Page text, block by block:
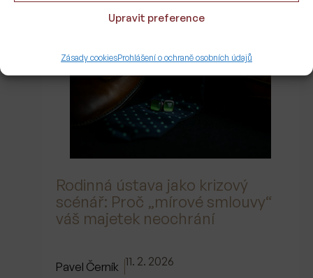
Upravit preference
Zásady cookiesProhlášení o ochraně osobních údajů
Rodinná ústava jako krizový
scénář: Proč „mírové smlouvy“
váš majetek neochrání
Pavel Černík 11. 2. 2026